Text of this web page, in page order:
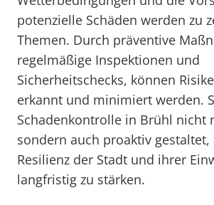
potenzielle Schäden werden zu
Themen. Durch präventive
regelmäßige Inspektionen und
Sicherheitschecks, können
erkannt und minimiert werden.
Schadenkontrolle in Brühl nicht
sondern auch proaktiv
Resilienz der Stadt und ihrer
langfristig zu stärken.